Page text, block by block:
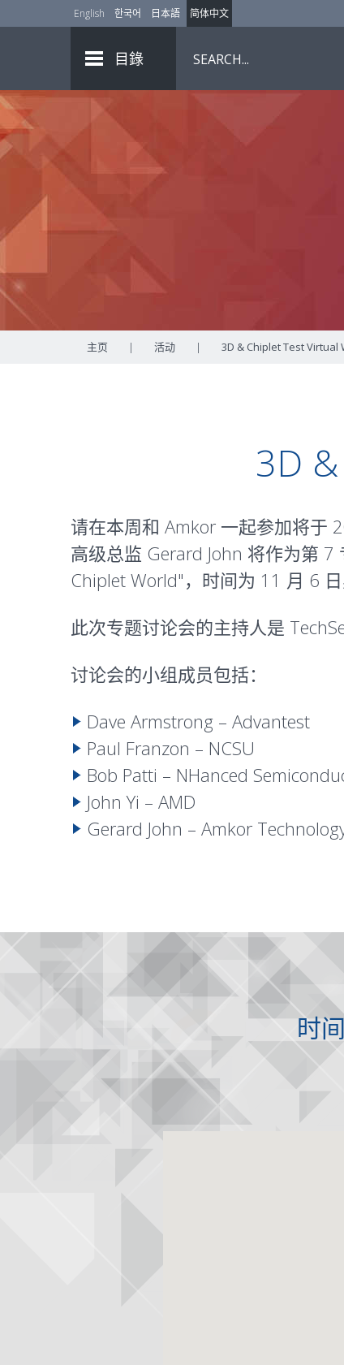
English 한국어 日本語 简体中文
目錄
主页 | 活动 | 3D & Chiplet Test Virtual
3D
请在本周和 Amkor 一起参加将于
高级总监 Gerard John 将作为第
Chiplet World"，时间为 11 月 6 日
此次专题讨论会的主持人是
讨论会的小组成员包括：
Dave Armstrong – Advantest
Paul Franzon – NCSU
Bob Patti – NHanced
John Yi – AMD
Gerard John – Amkor
时间